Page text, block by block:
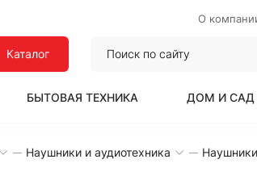
О
Каталог
БЫТОВАЯ ТЕХНИКА ДОМ И САД
Наушники и аудиотехника